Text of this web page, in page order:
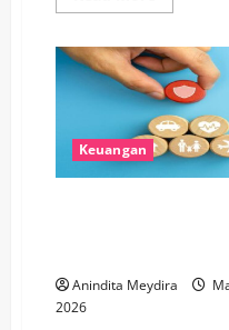
more
Rupiah
Disebut
Ekspor,
Ekonom
Ungkap
Dampak
Nyata
bagi
Keuangan
Anindita Meydira
2026